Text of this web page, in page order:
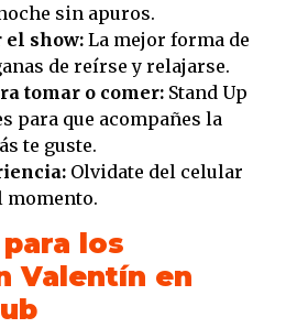
sin apuros.
el show: La mejor forma de
de reírse y relajarse.
tomar o comer: Stand Up
para que acompañes la
te guste.
Olvidate del celular
momento.
los
Valentín en